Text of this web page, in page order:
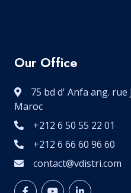
Our Office
75 bd d' Anfa ang. rue
Maroc
+212 6 50 55 22 01
+212 6 66 60 96 60
contact@vdistri.com